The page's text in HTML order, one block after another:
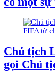
Chủ tịch
gọi Chủ